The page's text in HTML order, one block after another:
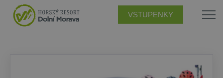
VSTUPENKY